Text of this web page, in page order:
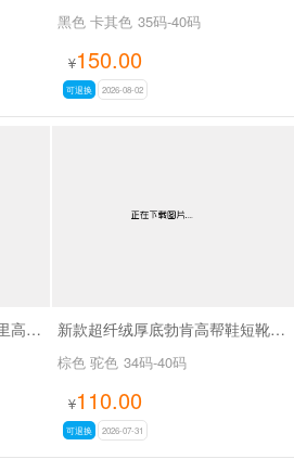
黑色 卡其色 35码-40码
¥150.00
可退换 2026-08-02
新款圆头一脚蹬外穿勃肯绒里高帮鞋SA9109 新款超纤绒厚底勃肯高帮鞋短靴SA9116
棕色 驼色 34码-40码
¥110.00
可退换 2026-07-31